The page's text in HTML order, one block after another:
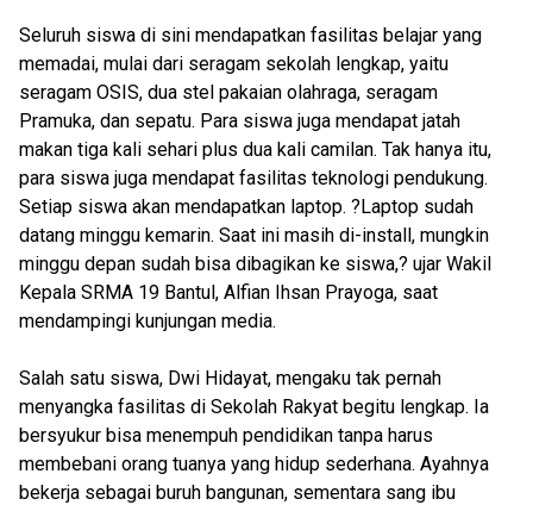
Seluruh siswa di sini mendapatkan fasilitas belajar yang
memadai, mulai dari seragam sekolah lengkap, yaitu
seragam OSIS, dua stel pakaian olahraga, seragam
Pramuka, dan sepatu. Para siswa juga mendapat jatah
makan tiga kali sehari plus dua kali camilan. Tak hanya itu,
para siswa juga mendapat fasilitas teknologi pendukung.
Setiap siswa akan mendapatkan laptop. ?Laptop sudah
datang minggu kemarin. Saat ini masih di-install, mungkin
minggu depan sudah bisa dibagikan ke siswa,? ujar Wakil
Kepala SRMA 19 Bantul, Alfian Ihsan Prayoga, saat
mendampingi kunjungan media.
Salah satu siswa, Dwi Hidayat, mengaku tak pernah
menyangka fasilitas di Sekolah Rakyat begitu lengkap. Ia
bersyukur bisa menempuh pendidikan tanpa harus
membebani orang tuanya yang hidup sederhana. Ayahnya
bekerja sebagai buruh bangunan, sementara sang ibu